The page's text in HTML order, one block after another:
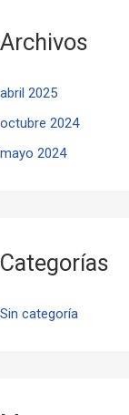
Archivos
abril 2025
octubre 2024
mayo 2024
Categorías
Sin categoría